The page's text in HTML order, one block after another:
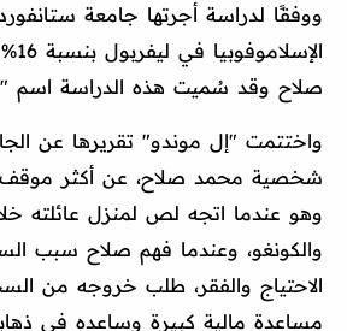
ووفقًا لدراسة أجرتها جامعة
صلاح وقد سُميت هذه الدراسة اسم
واختتمت "إل موندو" تقريرها عن
شخصية محمد صلاح، عن أكثر موقف
وهو عندما اتجه لص لمنزل عائلته
والكونغو، وعندما فهم صلاح سبب
الاحتياج والفقر، طلب خروجه من
مساعدة مالية كبيرة وساعده في